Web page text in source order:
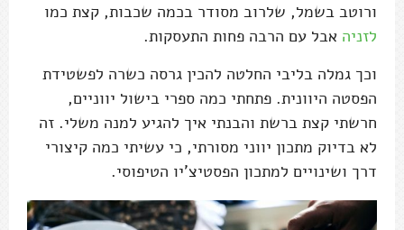
ורוטב בשמל, שלרוב מסודר בכמה שכבות, קצת כמו
לזניה אבל עם הרבה פחות התעסקות.
וכך גמלה בליבי החלטה להכין גרסה כשרה לפשטידת
הפסטה היוונית. פתחתי כמה ספרי בישול יווניים,
חרשתי קצת ברשת והבנתי איך להגיע למנה משלי. זה
לא בדיוק מתכון יווני מסורתי, כי עשיתי כמה קיצורי
דרך ושינויים למתכון הפסטיצ'יו הטיפוסי.